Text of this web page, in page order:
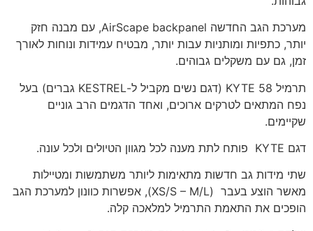
מערכת הגב החדשה AirScape backpanel, עם מבנה חזק
יותר, כתפיות ומותניות עבות יותר, מבטיח עמידות ונוחות לאורך
זמן, גם עם משקלים גבוהים.
תרמיל KYTE 58 (דגם נשים מקביל ל-KESTREL גברים) בעל
נפח המתאים לטרקים ארוכים, ואחד הדגמים הרב גוניים
שקיימים.
דגם KYTE פותח לתת מענה לכל מגוון הטיולים ולכל עונה.
שתי מידות גב חדשות מתאימות ליותר משתמשות ומטיילות
מאשר הוצע בעבר (XS/S – M/L), אפשרות כוונון למערכת הגב
הופכים את התאמת התרמיל למלאכה קלה.